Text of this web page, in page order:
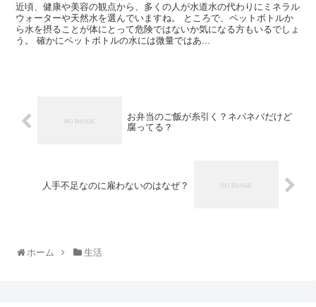
近頃、健康や美容の観点から、多くの人が水道水の代わりにミネラル
ウォーターや天然水を選んでいますね。 ところで、ペットボトルか
ら水を摂ることが体にとって危険ではないか気になる方もいるでしょ
う。 確かにペットボトルの水には微量ではあ...
お弁当のご飯が糸引く？ネバネバだけど
腐ってる？
人手不足なのに雇わないのはなぜ？
ホーム 生活